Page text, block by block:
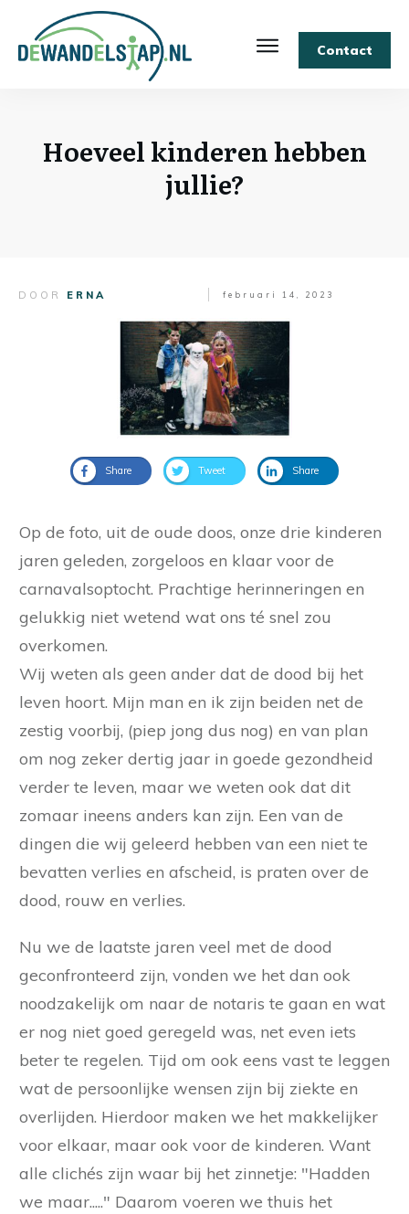
Contact
Hoeveel kinderen hebben
jullie?
DOOR ERNA februari 14, 2023
Share Tweet Share
Op de foto, uit de oude doos, onze drie kinderen
jaren geleden, zorgeloos en klaar voor de
carnavalsoptocht. Prachtige herinneringen en
gelukkig niet wetend wat ons té snel zou
overkomen.
Wij weten als geen ander dat de dood bij het
leven hoort. Mijn man en ik zijn beiden net de
zestig voorbij, (piep jong dus nog) en van plan
om nog zeker dertig jaar in goede gezondheid
verder te leven, maar we weten ook dat dit
zomaar ineens anders kan zijn. Een van de
dingen die wij geleerd hebben van een niet te
bevatten verlies en afscheid, is praten over de
dood, rouw en verlies.
Nu we de laatste jaren veel met de dood
geconfronteerd zijn, vonden we het dan ook
noodzakelijk om naar de notaris te gaan en wat
er nog niet goed geregeld was, net even iets
beter te regelen. Tijd om ook eens vast te leggen
wat de persoonlijke wensen zijn bij ziekte en
overlijden. Hierdoor maken we het makkelijker
voor elkaar, maar ook voor de kinderen. Want
alle clichés zijn waar bij het zinnetje: "Hadden
we maar....." Daarom voeren we thuis het